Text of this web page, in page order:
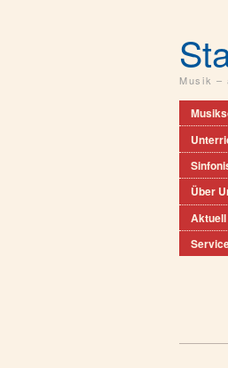
Musik –
Über
Aktuell